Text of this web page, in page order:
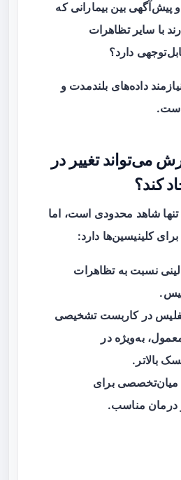
و پیش‌آگهی بین بیمارانی که
با سایر تظاهرات
دارد؟
داده‌های بلندمدت و
می‌تواند تغییر در
کند؟
شاهد محدودی است، اما
کلینیسین‌ها دارد:
نسبت به تظاهرات
در کاربست تشخیصی
به‌ویژه در
بالاتر.
میان‌تخصصی برای
مناسب.